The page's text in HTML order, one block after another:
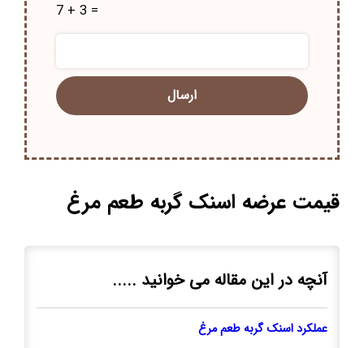
7 + 3 =
قیمت عرضه اسنک گربه طعم مرغ
آنچه در این مقاله می خوانید .....
عملکرد اسنک گربه طعم مرغ